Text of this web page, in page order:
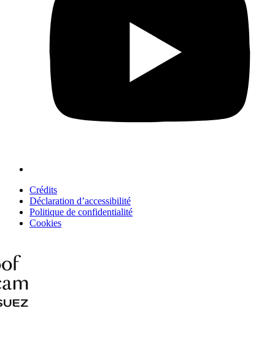
Crédits
Déclaration d’accessibilité
Politique de confidentialité
Cookies